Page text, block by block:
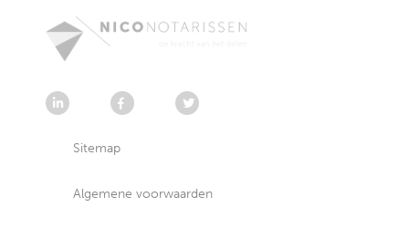
Sitemap
Algemene voorwaarden